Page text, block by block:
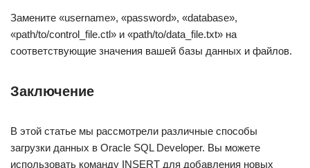
Замените «username», «password», «database»,
«path/to/control_file.ctl» и «path/to/data_file.txt» на
соответствующие значения вашей базы данных и файлов.
Заключение
В этой статье мы рассмотрели различные способы
загрузки данных в Oracle SQL Developer. Вы можете
использовать команду INSERT для добавления новых